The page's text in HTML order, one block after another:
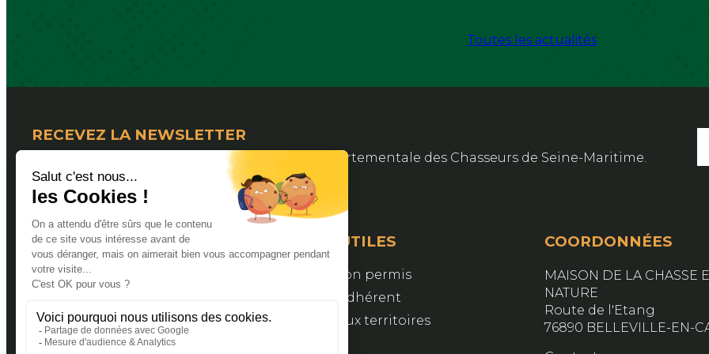
Toutes les actualités
RECEVEZ LA NEWSLETTER
Pour suivre les actualités de la Fédération Départementale des Chasseurs de Seine-Maritime.
LIENS UTILES
Valider son permis
Espace adhérent
Bourse aux territoires
COORDONNÉES
MAISON DE LA CHASSE
NATURE
Route de l'Etang
76890 BELLEVILLE-EN-